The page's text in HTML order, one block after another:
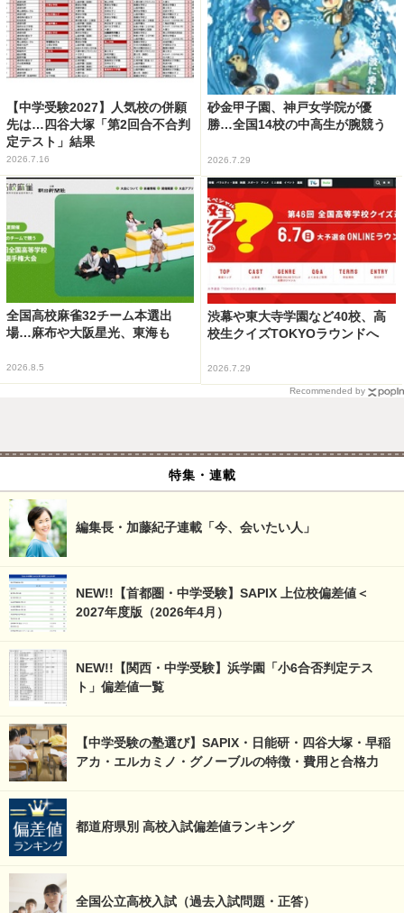
【中学受験2027】人気校の併願
先は…四谷大塚「第2回合不合判
定テスト」結果
2026.7.16
砂金甲子園、神戸女学院が優
勝…全国14校の中高生が腕競う
2026.7.29
全国高校麻雀32チーム本選出
場…麻布や大阪星光、東海も
2026.8.5
渋幕や東大寺学園など40校、高
校生クイズTOKYOラウンドへ
2026.7.29
Recommended by
特集・連載
編集長・加藤紀子連載「今、会いたい人」
NEW!!【首都圏・中学受験】SAPIX 上位校偏差値＜
2027年度版（2026年4月）
NEW!!【関西・中学受験】浜学園「小6合否判定テス
ト」偏差値一覧
【中学受験の塾選び】SAPIX・日能研・四谷大塚・早稲
アカ・エルカミノ・グノーブルの特徴・費用と合格力
都道府県別 高校入試偏差値ランキング
全国公立高校入試（過去入試問題・正答）